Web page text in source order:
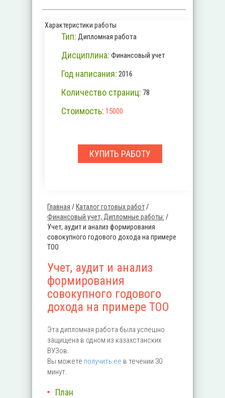
Вы здесь
Главная / Каталог готовых работ/
Финансовый учет, Дипломные работы: /
Учет, аудит и анализ формирования
совокупного годового дохода на примере
ТОО
Учет, аудит и анализ
формирования
совокупного годового
дохода на примере ТОО
Эта дипломная работа была успешно
защищена в одном из казахстанских
ВУЗов.
Вы можете получить ее в течении 30
минут.
План
Характеристики работы
Тип: Дипломная работа
Дисциплина: Финансовый учет
Год написания: 2016
Количество страниц: 78
Стоимость: 15000
КУПИТЬ РАБОТУ